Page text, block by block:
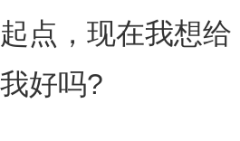
点，现在我想给
好吗?